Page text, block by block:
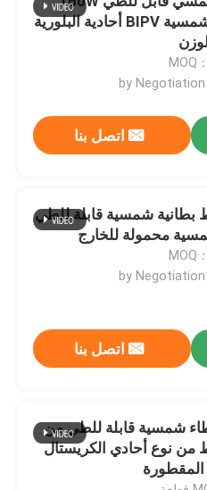
لوحات شمسية BIPV أحادية البلورية
MOQ
اتصل بنا
واط بطانية شمسية قابلة للطي
محمولة للخارج
MOQ
اتصل بنا
شمسية قابلة للطي من
واط من نوع أحادي الكريستال
المقطورة